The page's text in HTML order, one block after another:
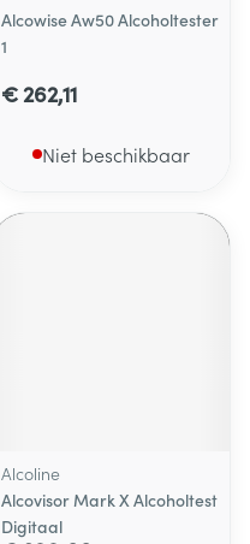
Alcowise Aw50 Alcoholtester
1
€ 262,11
Niet beschikbaar
Alcoline
Alcovisor Mark X Alcoholtest
Digitaal